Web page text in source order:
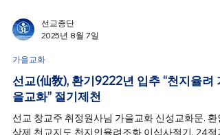
선교종단
2025년 8월 7일
가을교화
선교(仙敎), 환기9222년 입추 “천지율려
을교화” 절기제천